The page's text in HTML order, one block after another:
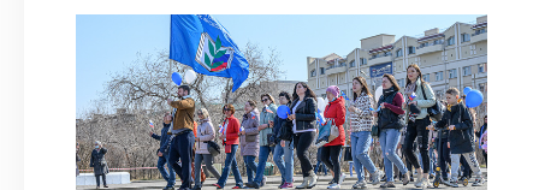
Карта событий
Трудовые конфликты
Отчеты
Предложить публикацию
Справочник